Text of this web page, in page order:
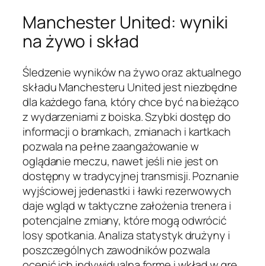
Manchester United: wyniki
na żywo i skład
Śledzenie wyników na żywo oraz aktualnego
składu Manchesteru United jest niezbędne
dla każdego fana, który chce być na bieżąco
z wydarzeniami z boiska. Szybki dostęp do
informacji o bramkach, zmianach i kartkach
pozwala na pełne zaangażowanie w
oglądanie meczu, nawet jeśli nie jest on
dostępny w tradycyjnej transmisji. Poznanie
wyjściowej jedenastki i ławki rezerwowych
daje wgląd w taktyczne założenia trenera i
potencjalne zmiany, które mogą odwrócić
losy spotkania. Analiza statystyk drużyny i
poszczególnych zawodników pozwala